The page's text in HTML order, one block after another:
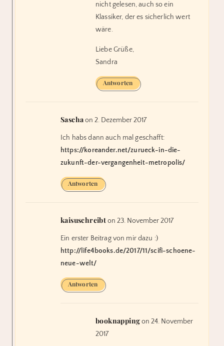
nicht gelesen, auch so ein
Klassiker, der es sicherlich wert
wäre.
Liebe Grüße,
Sandra
Antworten
Sascha on 2. Dezember 2017
Ich habs dann auch mal geschafft:
https://koreander.net/zurueck-in-die-
zukunft-der-vergangenheit-metropolis/
Antworten
kaisuschreibt on 23. November 2017
Ein erster Beitrag von mir dazu :)
http://life4books.de/2017/11/scifi-schoene-
neue-welt/
Antworten
booknapping on 24. November
2017